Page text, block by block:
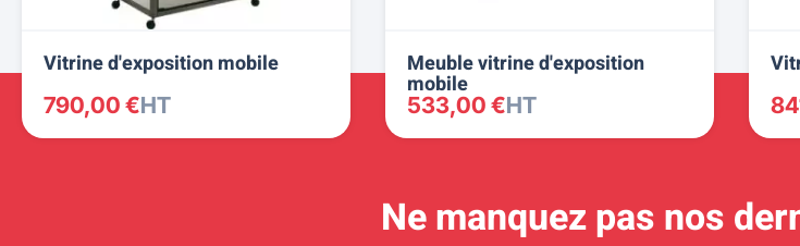
Vitrine d'exposition mobile
790,00 €HT
Meuble vitrine d'exposition
mobile
533,00 €HT
Ne manquez pas nos